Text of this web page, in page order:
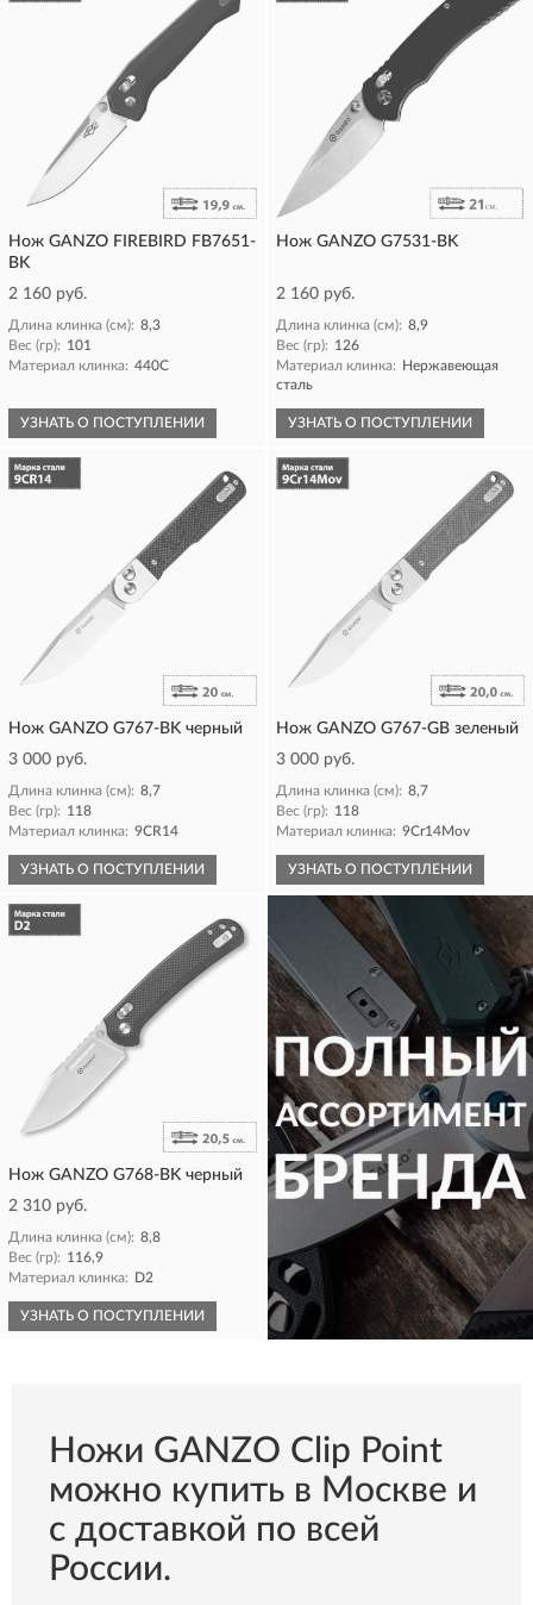
Нож GANZO FIREBIRD FB7651-
BK
2 160 руб.
Длина клинка (см): 8,3
Вес (гр): 101
Материал клинка: 440C
УЗНАТЬ О ПОСТУПЛЕНИИ
Нож GANZO G7531-BK
2 160 руб.
Длина клинка (см): 8,9
Вес (гр): 126
Материал клинка: Нержавеющая
сталь
УЗНАТЬ О ПОСТУПЛЕНИИ
Нож GANZO G767-BK черный
3 000 руб.
Длина клинка (см): 8,7
Вес (гр): 118
Материал клинка: 9CR14
УЗНАТЬ О ПОСТУПЛЕНИИ
Нож GANZO G767-GB зеленый
3 000 руб.
Длина клинка (см): 8,7
Вес (гр): 118
Материал клинка: 9Cr14Mov
УЗНАТЬ О ПОСТУПЛЕНИИ
Нож GANZO G768-BK черный
2 310 руб.
Длина клинка (см): 8,8
Вес (гр): 116,9
Материал клинка: D2
УЗНАТЬ О ПОСТУПЛЕНИИ КУПИТЬ
Ножи GANZO Clip Point
можно купить в Москве и
с доставкой по всей
России.